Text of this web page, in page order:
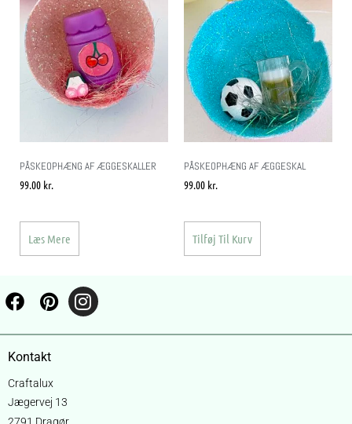
PÅSKEOPHÆNG AF ÆGGESKALLER
99.00 kr.
Læs Mere
PÅSKEOPHÆNG AF ÆGGESKAL
99.00 kr.
Tilføj Til Kurv
Kontakt
Craftalux
Jægervej 13
2791 Dragør